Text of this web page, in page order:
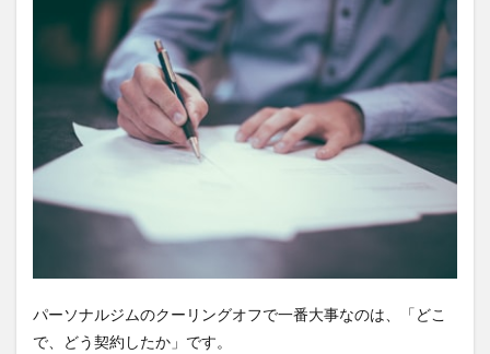
わる
で店
た場
合は
対象
パーソナルジムのクーリングオフで一番大事なのは、「どこ
で、どう契約したか」です。